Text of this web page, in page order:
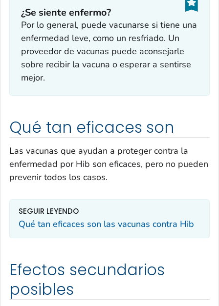
¿Se siente enfermo?
Por lo general, puede vacunarse si tiene una
enfermedad leve, como un resfriado. Un
proveedor de vacunas puede aconsejarle
sobre recibir la vacuna o esperar a sentirse
mejor.
Qué tan eficaces son
Las vacunas que ayudan a proteger contra la
enfermedad por Hib son eficaces, pero no pueden
prevenir todos los casos.
SEGUIR LEYENDO
Qué tan eficaces son las vacunas contra Hib
Efectos secundarios
posibles